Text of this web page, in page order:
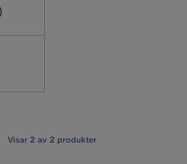
Visar 2 av 2 produkter